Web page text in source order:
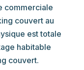
commerciale
couvert au
est totale
habitable
couvert.